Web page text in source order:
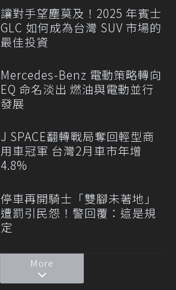
讓對手望塵莫及！2025 年賓士
GLC 如何成為台灣 SUV 市場的
最佳投資
Mercedes-Benz 電動策略轉向
EQ 命名淡出 燃油與電動並行
發展
J SPACE翻轉戰局奪回輕型商
用車冠軍 台灣2月車市年增
4.8%
停車再開騎士「雙腳未著地」
遭罰引民怨！警回覆：這是規
定
More